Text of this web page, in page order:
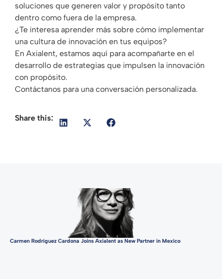
soluciones que generen valor y propósito tanto
dentro como fuera de la empresa.
¿Te interesa aprender más sobre cómo implementar
una cultura de innovación en tus equipos?
En Axialent, estamos aquí para acompañarte en el
desarrollo de estrategias que impulsen la innovación
con propósito.
Contáctanos para una conversación personalizada.
Share this:
Carmen Rodríguez Cardona Joins Axialent as New Partner in Mexico